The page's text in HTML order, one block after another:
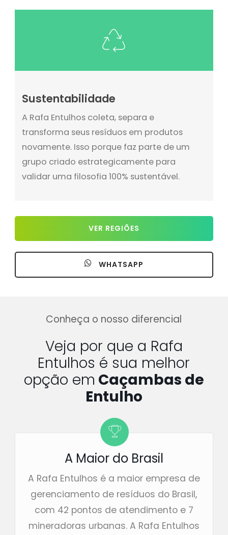
Sustentabilidade
A Rafa Entulhos coleta, separa e
transforma seus resíduos em produtos
novamente. Isso porque faz parte de um
grupo criado estrategicamente para
validar uma filosofia 100% sustentável.
VER REGIÕES
WHATSAPP
Conheça o nosso diferencial
Veja por que a Rafa
Entulhos é sua melhor
opção em Caçambas de
Entulho
A Maior do Brasil
A Rafa Entulhos é a maior empresa de
gerenciamento de resíduos do Brasil,
com 42 pontos de atendimento e 7
mineradoras urbanas. A Rafa Entulhos